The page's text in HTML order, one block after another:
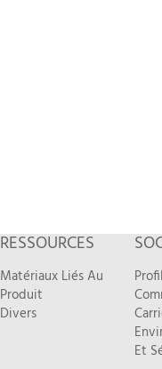
RESSOURCES
Matériaux Liés Au
Produit
Divers
Et